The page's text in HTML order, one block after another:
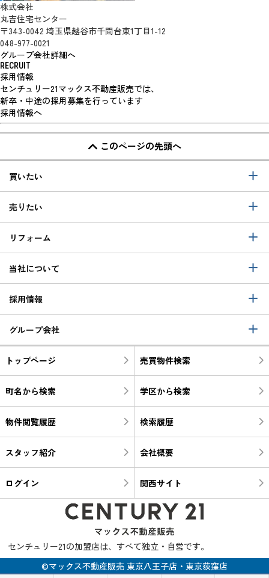
株式会社
丸吉住宅センター
〒343-0042 埼玉県越谷市千間台東1丁目1-12
048-977-0021
グループ会社詳細へ
RECRUIT
採用情報
センチュリー21マックス不動産販売では、
新卒・中途の採用募集を行っています
採用情報へ
このページの先頭へ
買いたい
売りたい
リフォーム
当社について
採用情報
グループ会社
トップページ 売買物件検索
町名から検索 学区から検索
物件閲覧履歴 検索履歴
スタッフ紹介 会社概要
ログイン 関西サイト
センチュリー21の加盟店は、すべて独立・自営です。
©マックス不動産販売 東京八王子店・東京荻窪店